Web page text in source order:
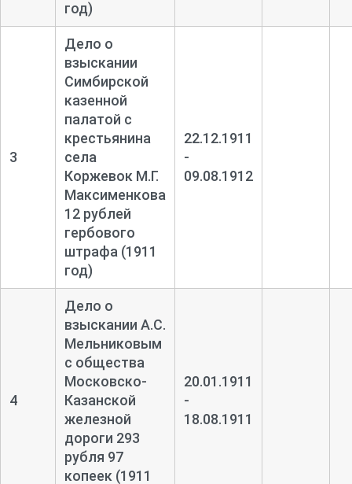
год)
3
Дело о
взыскании
Симбирской
казенной
палатой с
крестьянина
села
Коржевок М.Г.
Максименкова
12 рублей
гербового
штрафа (1911
год)
22.12.1911
-
09.08.1912
4
Дело о
взыскании А.С.
Мельниковым
с общества
Московско-
Казанской
железной
дороги 293
рубля 97
копеек (1911
20.01.1911
-
18.08.1911